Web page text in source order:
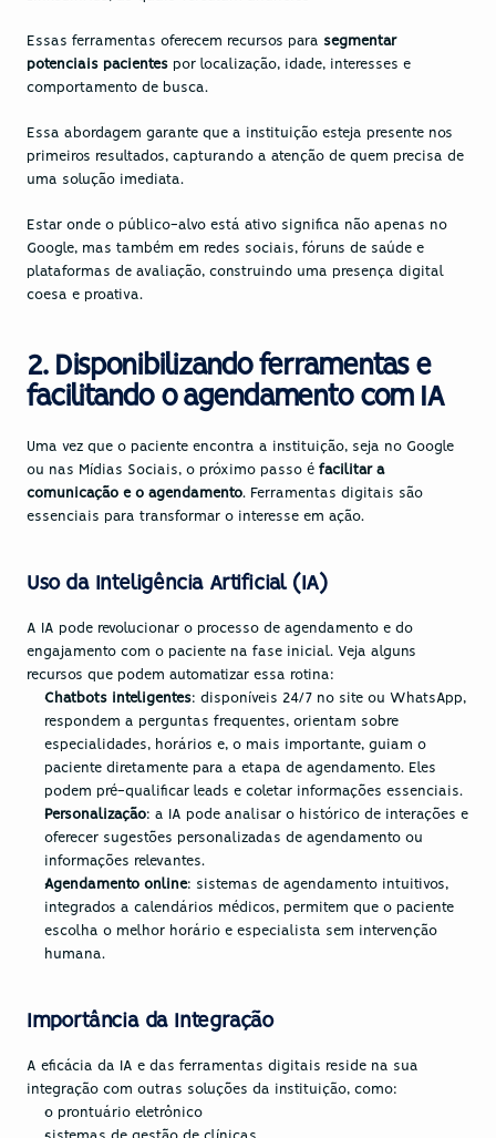
Essas ferramentas oferecem recursos para segmentar
potenciais pacientes por localização, idade, interesses e
comportamento de busca.
Essa abordagem garante que a instituição esteja presente nos
primeiros resultados, capturando a atenção de quem precisa de
uma solução imediata.
Estar onde o público-alvo está ativo significa não apenas no
Google, mas também em redes sociais, fóruns de saúde e
plataformas de avaliação, construindo uma presença digital
coesa e proativa.
2. Disponibilizando ferramentas e
facilitando o agendamento com IA
Uma vez que o paciente encontra a instituição, seja no Google
ou nas Mídias Sociais, o próximo passo é facilitar a
comunicação e o agendamento. Ferramentas digitais são
essenciais para transformar o interesse em ação.
Uso da Inteligência Artificial (IA)
A IA pode revolucionar o processo de agendamento e do
engajamento com o paciente na fase inicial. Veja alguns
recursos que podem automatizar essa rotina:
Chatbots inteligentes: disponíveis 24/7 no site ou WhatsApp,
respondem a perguntas frequentes, orientam sobre
especialidades, horários e, o mais importante, guiam o
paciente diretamente para a etapa de agendamento. Eles
podem pré-qualificar leads e coletar informações essenciais.
Personalização: a IA pode analisar o histórico de interações e
oferecer sugestões personalizadas de agendamento ou
informações relevantes.
Agendamento online: sistemas de agendamento intuitivos,
integrados a calendários médicos, permitem que o paciente
escolha o melhor horário e especialista sem intervenção
humana.
Importância da Integração
A eficácia da IA e das ferramentas digitais reside na sua
integração com outras soluções da instituição, como:
o prontuário eletrônico